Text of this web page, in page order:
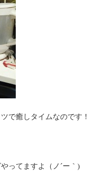
で癒しタイムなのです！
ってますよ（ノ´ー｀)